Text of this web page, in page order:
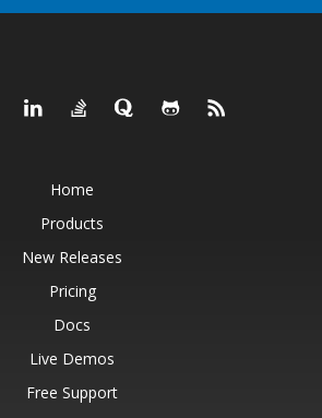
Home
Products
New Releases
Pricing
Docs
Live Demos
Free Support